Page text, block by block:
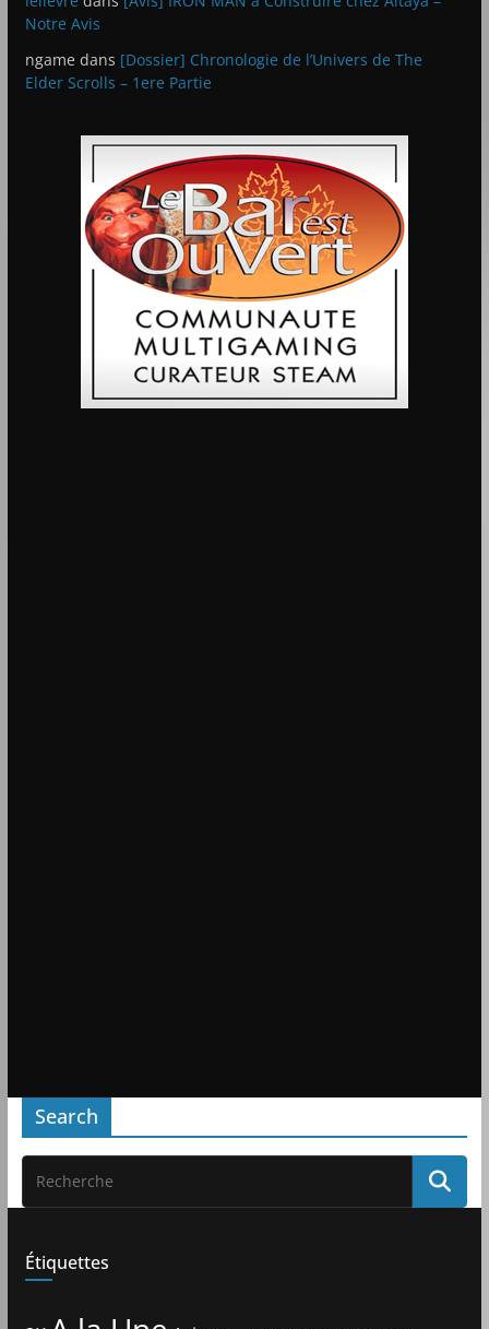
Notre Avis
ngame dans [Dossier] Chronologie de l’Univers de The
Elder Scrolls – 1ere Partie
Search
Étiquettes